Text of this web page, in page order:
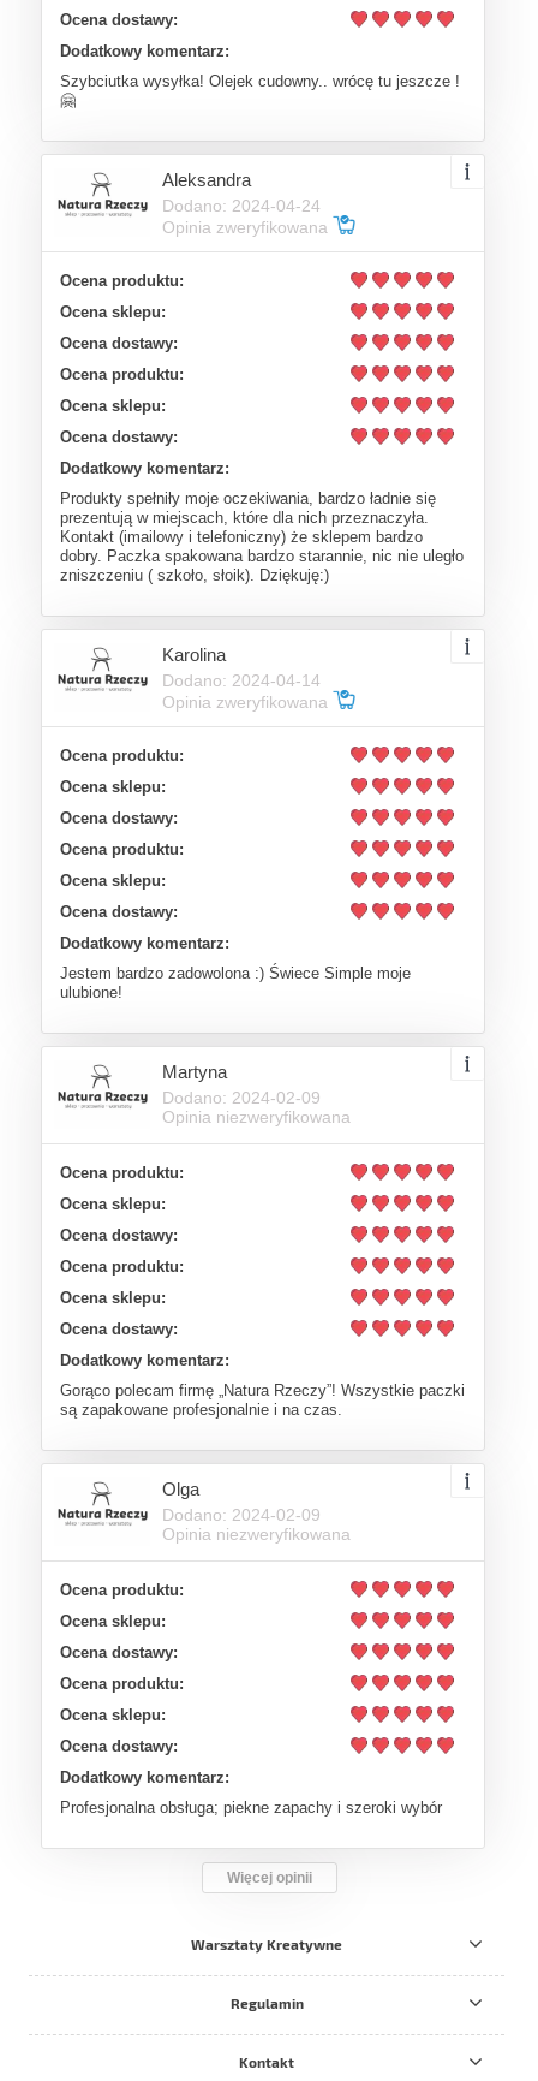
Ocena dostawy:
Dodatkowy komentarz:
Szybciutka wysyłka! Olejek cudowny.. wrócę tu jeszcze !
🤗
Aleksandra
Dodano: 2024-04-24
Opinia zweryfikowana
Ocena produktu:
Ocena sklepu:
Ocena dostawy:
Ocena produktu:
Ocena sklepu:
Ocena dostawy:
Dodatkowy komentarz:
Produkty spełniły moje oczekiwania, bardzo ładnie się
prezentują w miejscach, które dla nich przeznaczyła.
Kontakt (imailowy i telefoniczny) że sklepem bardzo
dobry. Paczka spakowana bardzo starannie, nic nie uległo
zniszczeniu ( szkoło, słoik). Dziękuję:)
Karolina
Dodano: 2024-04-14
Opinia zweryfikowana
Ocena produktu:
Ocena sklepu:
Ocena dostawy:
Ocena produktu:
Ocena sklepu:
Ocena dostawy:
Dodatkowy komentarz:
Jestem bardzo zadowolona :) Świece Simple moje
ulubione!
Martyna
Dodano: 2024-02-09
Opinia niezweryfikowana
Ocena produktu:
Ocena sklepu:
Ocena dostawy:
Ocena produktu:
Ocena sklepu:
Ocena dostawy:
Dodatkowy komentarz:
Gorąco polecam firmę „Natura Rzeczy”! Wszystkie paczki
są zapakowane profesjonalnie i na czas.
Olga
Dodano: 2024-02-09
Opinia niezweryfikowana
Ocena produktu:
Ocena sklepu:
Ocena dostawy:
Ocena produktu:
Ocena sklepu:
Ocena dostawy:
Dodatkowy komentarz:
Profesjonalna obsługa; piekne zapachy i szeroki wybór
Więcej opinii
Warsztaty Kreatywne
Regulamin
Kontakt